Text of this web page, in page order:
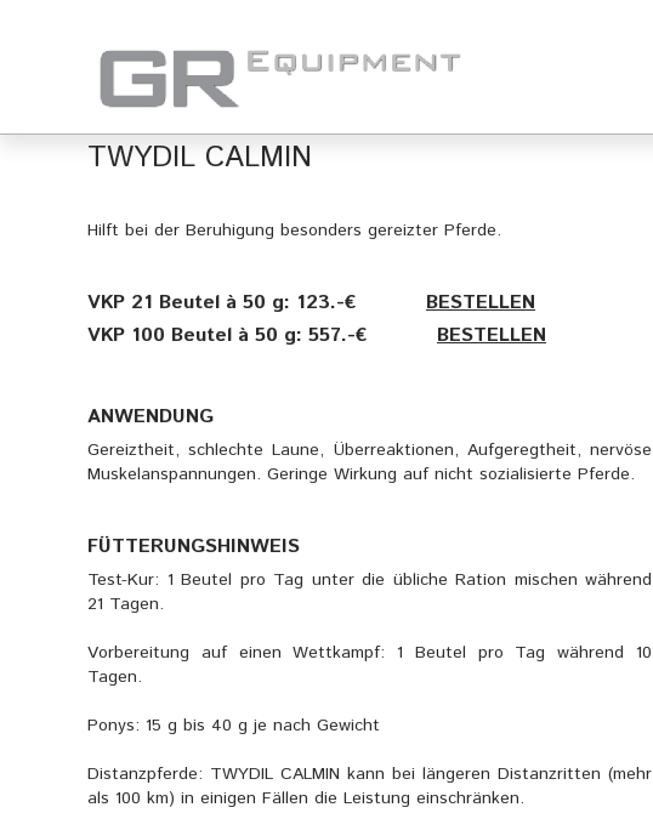
TWYDIL CALMIN
Hilft bei der Beruhigung besonders gereizter Pferde.
VKP 21 Beutel à 50 g: 123.-€
BESTELLEN
VKP 100 Beutel à 50 g: 557.-€
BESTELLEN
ANWENDUNG
Gereiztheit, schlechte Laune, Überreaktionen, Aufgeregtheit, nervöse
Muskelanspannungen. Geringe Wirkung auf nicht sozialisierte Pferde.
FÜTTERUNGSHINWEIS
Test-Kur: 1 Beutel pro Tag unter die übliche Ration mischen während
21 Tagen.
Vorbereitung auf einen Wettkampf: 1 Beutel pro Tag während 10
Tagen.
Ponys: 15 g bis 40 g je nach Gewicht
Distanzpferde: TWYDIL CALMIN kann bei längeren Distanzritten (mehr
als 100 km) in einigen Fällen die Leistung einschränken.